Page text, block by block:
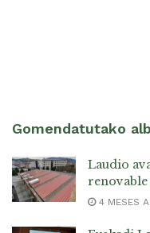
Gomendatutako
Laudio
4 MESES